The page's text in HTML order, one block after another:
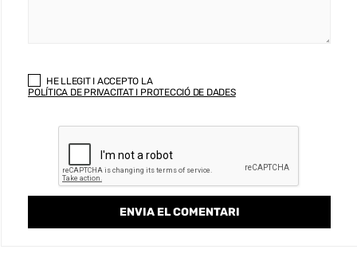
HE LLEGIT I ACCEPTO LA
POLÍTICA DE PRIVACITAT I PROTECCIÓ DE DADES